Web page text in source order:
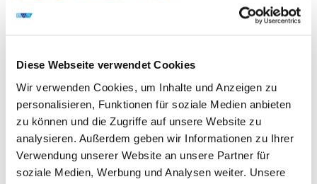
Diese Webseite verwendet Cookies
Wir verwenden Cookies, um Inhalte und Anzeigen zu
personalisieren, Funktionen für soziale Medien anbieten
zu können und die Zugriffe auf unsere Website zu
analysieren. Außerdem geben wir Informationen zu Ihrer
Verwendung unserer Website an unsere Partner für
soziale Medien, Werbung und Analysen weiter. Unsere
KORROSION UND
VERSCHLEISS DURCH C02-L
ASER-A
UFTRAGSCHWEISSEN MIT H
EISSDRAHT
IGF-Vorhaben-Nr.: 95.960 N